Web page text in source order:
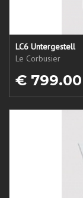
LC6 Untergestell
Le Corbusier
€ 799.00